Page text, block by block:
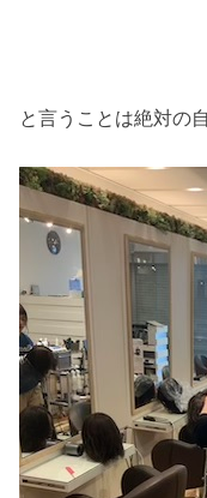
と言うことは絶対の